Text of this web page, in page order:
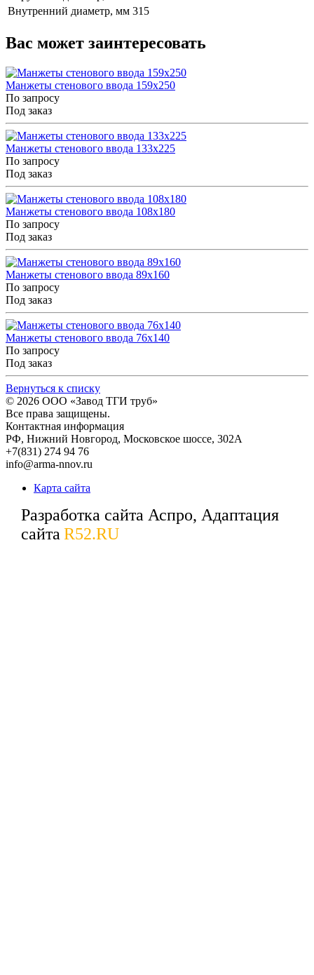
Внутренний диаметр, мм 315
Вас может заинтересовать
Манжеты стенового ввода 159x250
По запросу
Под заказ
Манжеты стенового ввода 133x225
По запросу
Под заказ
Манжеты стенового ввода 108x180
По запросу
Под заказ
Манжеты стенового ввода 89x160
По запросу
Под заказ
Манжеты стенового ввода 76x140
По запросу
Под заказ
Вернуться к списку
© 2026 ООО «Завод ТГИ труб»
Все права защищены.
Контактная информация
РФ, Нижний Новгород, Московское шоссе, 302А
+7(831) 274 94 76
info@arma-nnov.ru
Карта сайта
Разработка сайта Аспро, Адаптация
сайта R52.RU